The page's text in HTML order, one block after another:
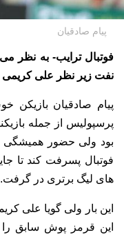
پیام صادقیان
فوتبال ترایب- به نظر
نفت زیر نظر علی کریمی
پیام صادقیان بازیکن
پرسپولیس از جمله
بود ولی حضور همیشگی
فوتبال پسرفت کند تا
های لیگ برتری در گرفت.
این بار ولی گویا علی
این قرمز پوش سابق را